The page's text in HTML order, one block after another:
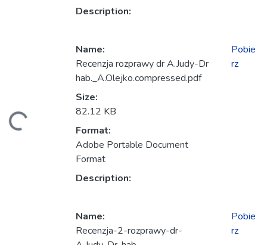
Description:
Name:
Recenzja rozprawy dr A.Judy-Dr
hab._A.Olejko.compressed.pdf
Size:
82.12 KB
Format:
Adobe Portable Document
Format
Description:
Pobie
rz
Name:
Recenzja-2-rozprawy-dr-
Pobie
rz